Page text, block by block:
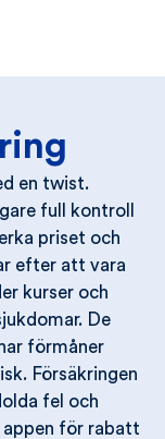
en twist.
full kontroll
priset och
efter att vara
kurser och
De
förmåner
Försäkringen
fel och
för rabatt